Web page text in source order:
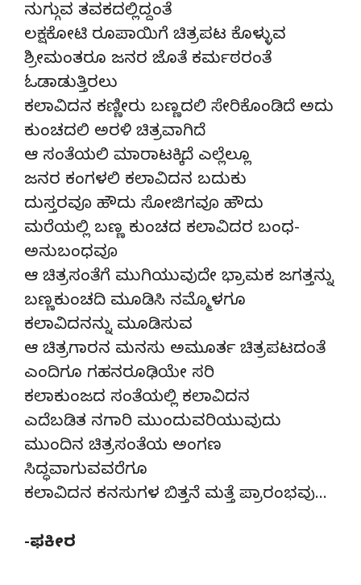
ನುಗ್ಗುವ ತವಕದಲ್ಲಿದ್ದಂತೆ
ಲಕ್ಷಕೋಟಿ ರೂಪಾಯಿಗೆ ಚಿತ್ರಪಟ ಕೊಳ್ಳುವ
ಶ್ರೀಮಂತರೂ ಜನರ ಜೊತೆ ಕರ್ಮಠರಂತೆ
ಓಡಾಡುತ್ತಿರಲು
ಕಲಾವಿದನ ಕಣ್ಣೀರು ಬಣ್ಣದಲಿ ಸೇರಿಕೊಂಡಿದೆ ಅದು
ಕುಂಚದಲಿ ಅರಳಿ ಚಿತ್ರವಾಗಿದೆ
ಆ ಸಂತೆಯಲಿ ಮಾರಾಟಕ್ಕಿದೆ ಎಲ್ಲೆಲ್ಲೂ
ಜನರ ಕಂಗಳಲಿ ಕಲಾವಿದನ ಬದುಕು
ದುಸ್ತರವೂ ಹೌದು ಸೋಜಿಗವೂ ಹೌದು
ಮರೆಯಲ್ಲಿ ಬಣ್ಣ ಕುಂಚದ ಕಲಾವಿದರ ಬಂಧ-
ಅನುಬಂಧವೂ
ಆ ಚಿತ್ರಸಂತೆಗೆ ಮುಗಿಯುವುದೇ ಭ್ರಾಮಕ ಜಗತ್ತನ್ನು
ಬಣ್ಣಕುಂಚದಿ ಮೂಡಿಸಿ ನಮ್ಮೊಳಗೂ
ಕಲಾವಿದನನ್ನು ಮೂಡಿಸುವ
ಆ ಚಿತ್ರಗಾರನ ಮನಸು ಅಮೂರ್ತ ಚಿತ್ರಪಟದಂತೆ
ಎಂದಿಗೂ ಗಹನರೂಢಿಯೇ ಸರಿ
ಕಲಾಕುಂಜದ ಸಂತೆಯಲ್ಲಿ ಕಲಾವಿದನ
ಎದೆಬಡಿತ ನಗಾರಿ ಮುಂದುವರಿಯುವುದು
ಮುಂದಿನ ಚಿತ್ರಸಂತೆಯ ಅಂಗಣ
ಸಿದ್ಧವಾಗುವವರೆಗೂ
ಕಲಾವಿದನ ಕನಸುಗಳ ಬಿತ್ತನೆ ಮತ್ತೆ ಪ್ರಾರಂಭವು…
-ಫಕೀರ